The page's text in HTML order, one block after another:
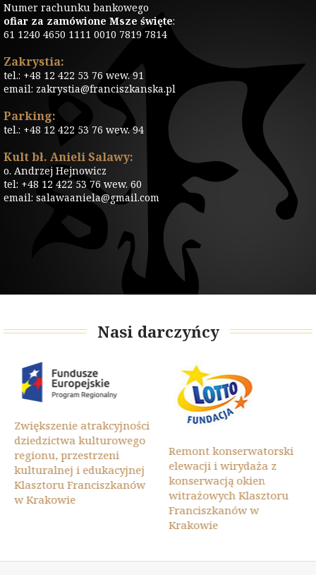
Numer rachunku bankowego
ofiar za zamówione Msze święte:
61 1240 4650 1111 0010 7819 7814
Zakrystia:
tel.: +48 12 422 53 76 wew. 91
email: zakrystia@franciszkanska.pl
Parking:
tel.: +48 12 422 53 76 wew. 94
Kult bł. Anieli Salawy:
o. Andrzej Hejnowicz
tel: +48 12 422 53 76 wew. 60
email: salawaaniela@gmail.com
Nasi darczyńcy
Zwiększenie atrakcyjności
dziedzictwa kulturowego
regionu, przestrzeni
kulturalnej i edukacyjnej
Klasztoru Franciszkanów
w Krakowie
Remont konserwatorski
elewacji i wirydaża z
konserwacją okien
witrażowych Klasztoru
Franciszkanów w
Krakowie